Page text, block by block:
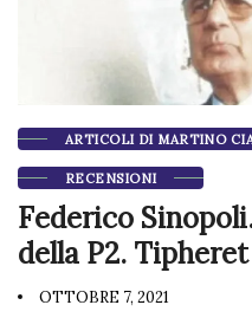
ARTICOLI DI MARTINO
RECENSIONI
Federico
della P2. Tipheret
OTTOBRE 7, 2021